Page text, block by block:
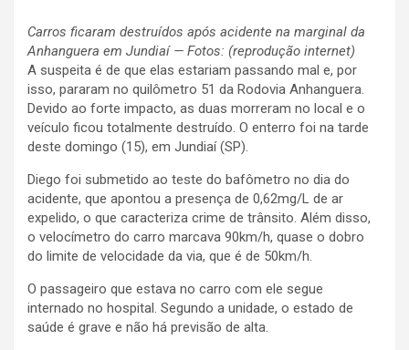
Carros ficaram destruídos após acidente na marginal da
Anhanguera em Jundiaí — Fotos: (reprodução internet)
A suspeita é de que elas estariam passando mal e, por
isso, pararam no quilômetro 51 da Rodovia Anhanguera.
Devido ao forte impacto, as duas morreram no local e o
veículo ficou totalmente destruído. O enterro foi na tarde
deste domingo (15), em Jundiaí (SP).
Diego foi submetido ao teste do bafômetro no dia do
acidente, que apontou a presença de 0,62mg/L de ar
expelido, o que caracteriza crime de trânsito. Além disso,
o velocímetro do carro marcava 90km/h, quase o dobro
do limite de velocidade da via, que é de 50km/h.
O passageiro que estava no carro com ele segue
internado no hospital. Segundo a unidade, o estado de
saúde é grave e não há previsão de alta.